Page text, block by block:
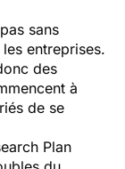
sans
entreprises.
des
à
de se
Plan